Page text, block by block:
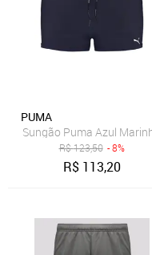
PUMA
Sungão Puma Azul
R$123,50 - 8%
R$ 113,20